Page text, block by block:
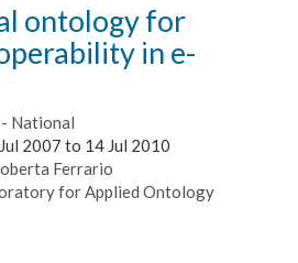
ontology for
in e-
National
2007 to 14 Jul 2010
Ferrario
for Applied Ontology